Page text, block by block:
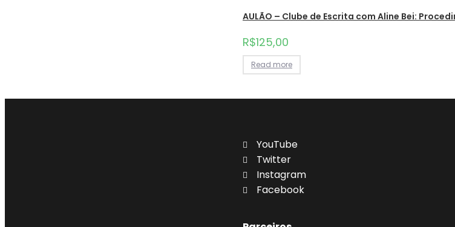
AULÃO – Clube de Escrita com Aline Bei:
R$125,00
Read more
YouTube
Twitter
Instagram
Facebook